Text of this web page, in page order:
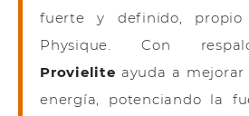
fuerte y definido, propio
Physique. Con
Provielite ayuda a
energía, potenciando la